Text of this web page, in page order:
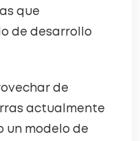
que
de desarrollo
de
actualmente
un modelo de